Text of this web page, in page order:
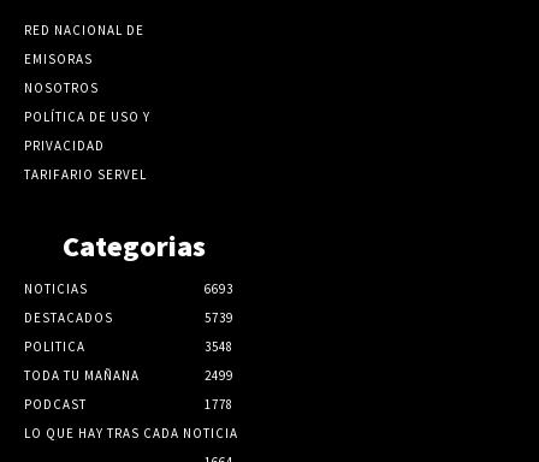
RED NACIONAL DE
EMISORAS
NOSOTROS
POLÍTICA DE USO Y
PRIVACIDAD
TARIFARIO SERVEL
Categorias
NOTICIAS
6693
DESTACADOS
5739
POLITICA
3548
TODA TU MAÑANA
2499
PODCAST
1778
LO QUE HAY TRAS CADA NOTICIA